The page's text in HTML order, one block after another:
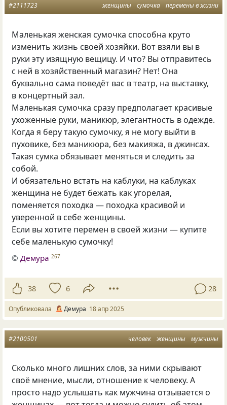
женщины сумочка перемены в жизни
#2111723
Маленькая женская сумочка способна круто
изменить жизнь своей хозяйки. Вот взяли вы в
руки эту изящную вещицу. И что? Вы отправитесь
с ней в хозяйственный магазин? Нет! Она
буквально сама поведёт вас в театр, на выставку,
в концертный зал.
Маленькая сумочка сразу предполагает красивые
ухоженные руки, маникюр, элегантность в одежде.
Когда я беру такую сумочку, я не могу выйти в
пуховике, без маникюра, без макияжа, в джинсах.
Такая сумка обязывает меняться и следить за
собой.
И обязательно встать на каблуки, на каблуках
женщина не будет бежать как угорелая,
поменяется походка — походка красивой и
уверенной в себе женщины.
Если вы хотите перемен в своей жизни — купите
себе маленькую сумочку!
©Демура 267
38 6 28
Опубликовала Демура 18 апр 2025
человек женщины мужчины
#2100501
Сколько много лишних слов, за ними скрывают
своё мнение, мысли, отношение к человеку. А
просто надо услышать как мужчина отзывается о